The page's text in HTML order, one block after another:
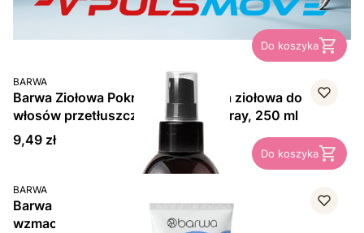
Do koszyka
PRODUCENT
BARWA
Barwa Ziołowa Pokrzywa, odżywka ziołowa do
włosów przetłuszczających się, spray, 250 ml
Cena
9,49 zł
Do koszyka
PRODUCENT
BARWA
Barwa ProEffect Biotyna i Kolagen – odżywka
wzmacniająca (200 ml)